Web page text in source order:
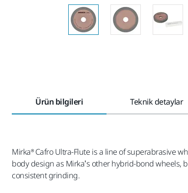
Ürün bilgileri Teknik detaylar
Mirka® Cafro Ultra-Flute is a line of superabrasive
body design as Mirka’s other hybrid-bond
consistent grinding.